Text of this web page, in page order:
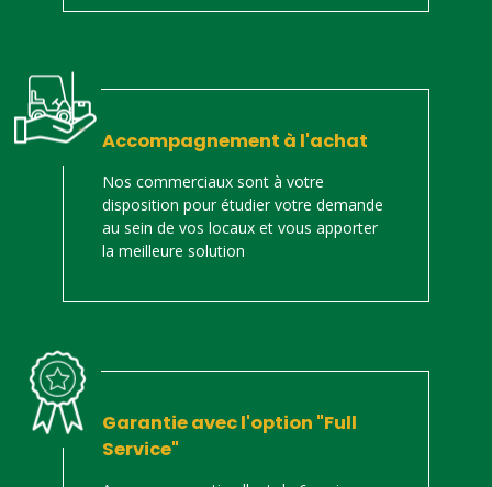
Accompagnement à l'achat
Nos commerciaux sont à votre
disposition pour étudier votre demande
au sein de vos locaux et vous apporter
la meilleure solution
Garantie avec l'option "Full
Service"